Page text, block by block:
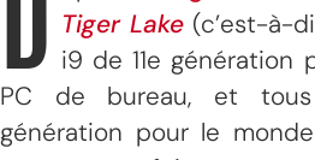
Tiger Lake(c’est-à-
i9 de 11e
PC de bureau, et
génération pour le